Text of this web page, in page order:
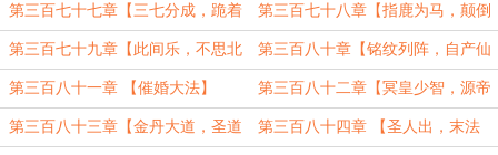
路亚】 尊】
第三百七十七章【三七分成，跪着
要饭】
第三百七十八章【指鹿为马，颠倒
黑白】
第三百七十九章【此间乐，不思北
斗】
第三百八十章【铭纹列阵，自产仙
气】
第三百八十一章 【催婚大法】
（4300）
第三百八十二章【冥皇少智，源帝
无谋】（3000）
第三百八十三章【金丹大道，圣道 第三百八十四章 【圣人出，末法